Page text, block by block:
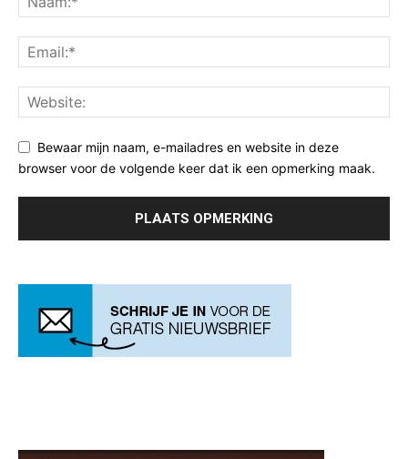
Bewaar mijn naam, e-mailadres en website in deze
browser voor de volgende keer dat ik een opmerking maak.